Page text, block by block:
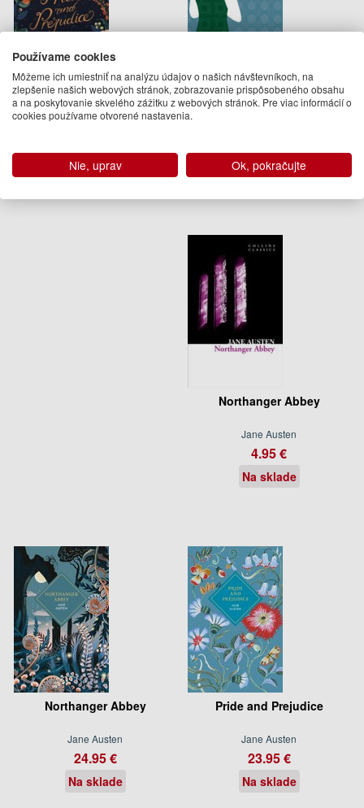
Pride and Prejudice
01.03.2018
Persuasion
Na sklade
Northanger Abbey
Jane Austen
4.95 €
Na sklade
Northanger Abbey
Jane Austen
24.95 €
Na sklade
Pride and Prejudice
Jane Austen
23.95 €
Na sklade
Používame cookies
Môžeme ich umiestniť na analýzu údajov o našich návštevníkoch, na
zlepšenie našich webových stránok, zobrazovanie prispôsobeného obsahu
a na poskytovanie skvelého zážitku z webových stránok. Pre viac informácií o
cookies používame otvorené nastavenia.
Nie, uprav Ok, pokračujte